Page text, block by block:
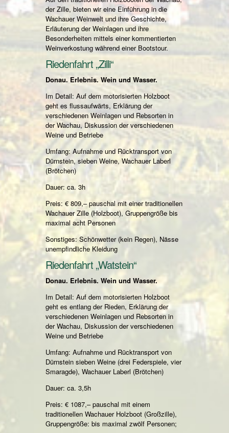
der Zille, bieten wir eine Einführung in die
Wachauer Weinwelt und ihre Geschichte,
Erläuterung der Weinlagen und ihre
Besonderheiten mittels einer kommentierten
Weinverkostung während einer Bootstour.
Riedenfahrt „Zilli“
Donau. Erlebnis. Wein und Wasser.
Im Detail: Auf dem motorisierten Holzboot
geht es flussaufwärts, Erklärung der
verschiedenen Weinlagen und Rebsorten in
der Wachau, Diskussion der verschiedenen
Weine und Betriebe
Umfang: Aufnahme und Rücktransport von
Dürnstein, sieben Weine, Wachauer Laberl
(Brötchen)
Dauer: ca. 3h
Preis: € 809,– pauschal mit einer traditionellen
Wachauer Zille (Holzboot), Gruppengröße bis
maximal acht Personen
Sonstiges: Schönwetter (kein Regen), Nässe
unempfindliche Kleidung
Riedenfahrt „Watstein“
Donau. Erlebnis. Wein und Wasser.
Im Detail: Auf dem motorisierten Holzboot
geht es entlang der Rieden, Erklärung der
verschiedenen Weinlagen und Rebsorten in
der Wachau, Diskussion der verschiedenen
Weine und Betriebe
Umfang: Aufnahme und Rücktransport von
Dürnstein sieben Weine (drei Federspiele, vier
Smaragde), Wachauer Laberl (Brötchen)
Dauer: ca. 3,5h
Preis: € 1087,– pauschal mit einem
traditionellen Wachauer Holzboot (Großzille),
Gruppengröße: bis maximal zwölf Personen;